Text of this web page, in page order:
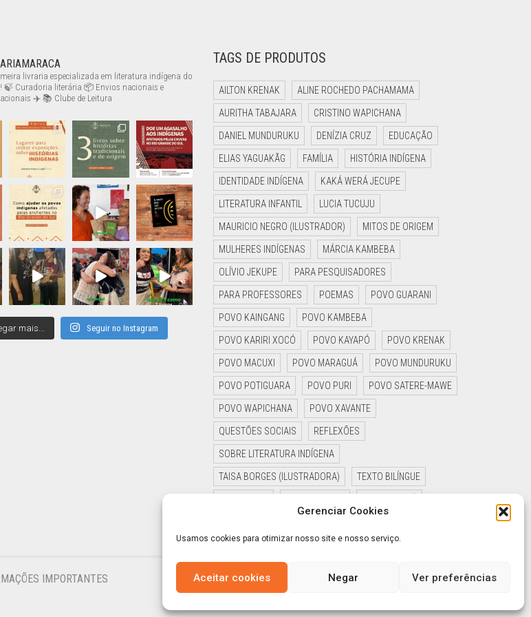
Gerenciar Cookies
Usamos cookies para otimizar nosso site e nosso serviço.
Aceitar cookies Negar Ver preferências
livraria especializada em literatura indígena do
🍃 Curadoria literária 📦 Envios nacionais e
✈️ 📚 Clube de Leitura
mais... Seguir no Instagram
TAGS DE PRODUTOS
AILTON KRENAK ALINE ROCHEDO PACHAMAMA
AURITHA TABAJARA CRISTINO WAPICHANA
DANIEL MUNDURUKU DENÍZIA CRUZ EDUCAÇÃO
ELIAS YAGUAKÃG FAMÍLIA HISTÓRIA INDÍGENA
IDENTIDADE INDÍGENA KAKÁ WERÁ JECUPE
LITERATURA INFANTIL LUCIA TUCUJU
MAURICIO NEGRO (ILUSTRADOR) MITOS DE ORIGEM
MULHERES INDÍGENAS MÁRCIA KAMBEBA
OLÍVIO JEKUPE PARA PESQUISADORES
PARA PROFESSORES POEMAS POVO GUARANI
POVO KAINGANG POVO KAMBEBA
POVO KARIRI XOCÓ POVO KAYAPÓ POVO KRENAK
POVO MACUXI POVO MARAGUÁ POVO MUNDURUKU
POVO POTIGUARA POVO PURI POVO SATERE-MAWE
POVO WAPICHANA POVO XAVANTE
QUESTÕES SOCIAIS REFLEXÕES
SOBRE LITERATURA INDÍGENA
TAISA BORGES (ILUSTRADORA) TEXTO BILÍNGUE
IMPORTANTES